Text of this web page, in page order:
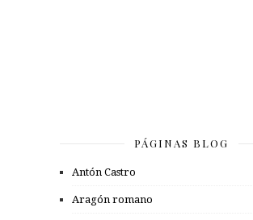
PÁGINAS BLOG
Antón Castro
Aragón romano